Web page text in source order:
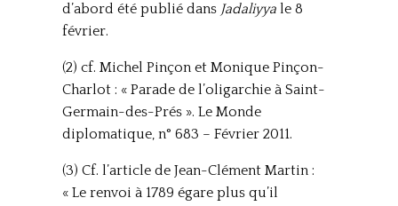
d’abord été publié dans Jadaliyyale 8
février.
(2) cf. Michel Pinçon et Monique Pinçon-
Charlot : « Parade de l’oligarchie à Saint-
Germain-des-Prés ». Le Monde
diplomatique, n° 683 – Février 2011.
(3) Cf. l’article de Jean-Clément Martin :
« Le renvoi à 1789 égare plus qu’il